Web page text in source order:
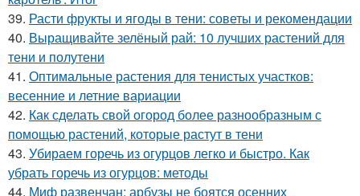
39. Расти фрукты и ягоды в тени: советы и рекомендации
40. Выращивайте зелёный рай: 10 лучших растений для
тени и полутени
41. Оптимальные растения для тенистых участков:
весенние и летние вариации
42. Как сделать свой огород более разнообразным с
помощью растений, которые растут в тени
43. Убираем горечь из огурцов легко и быстро. Как
убрать горечь из огурцов: методы
44. Миф развенчан: арбузы не боятся осенних